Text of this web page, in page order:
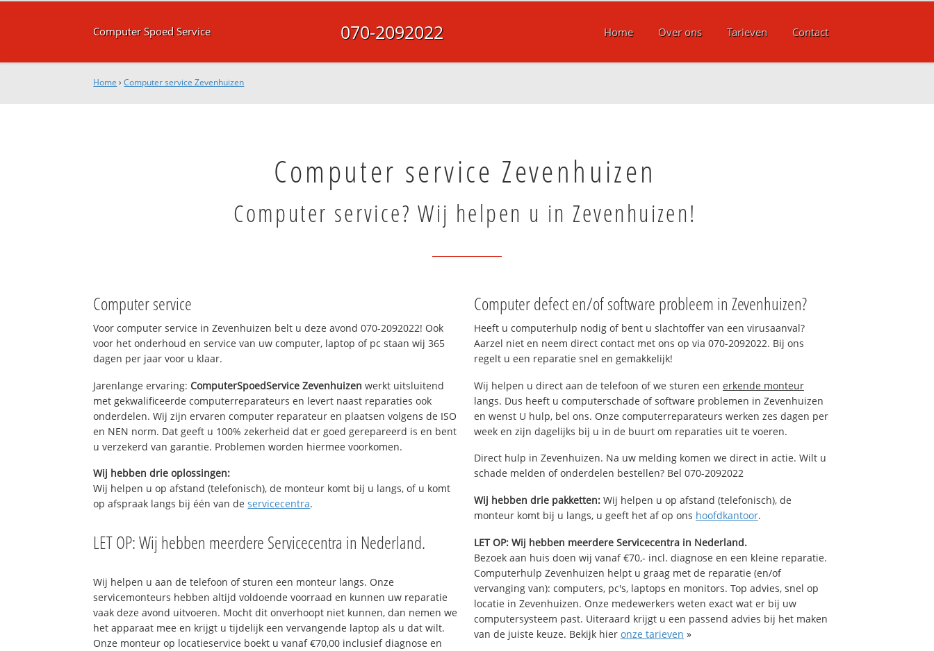
Computer Spoed Service 070-2092022 Home Over ons Tarieven Contact
Home ›Computer service Zevenhuizen
Computer service Zevenhuizen
Computer service? Wij helpen u in Zevenhuizen!
Computer service
Voor computer service in Zevenhuizen belt u deze avond 070-2092022! Ook
voor het onderhoud en service van uw computer, laptop of pc staan wij 365
dagen per jaar voor u klaar.
Jarenlange ervaring:ComputerSpoedService Zevenhuizen werkt uitsluitend
met gekwalificeerde computerreparateurs en levert naast reparaties ook
onderdelen. Wij zijn ervaren computer reparateur en plaatsen volgens de ISO
en NEN norm. Dat geeft u 100% zekerheid dat er goed gerepareerd is en bent
u verzekerd van garantie. Problemen worden hiermee voorkomen.
Wij hebben drie oplossingen:
Wij helpen u op afstand (telefonisch), de monteur komt bij u langs, of u komt
op afspraak langs bij één van deservicecentra.
LET OP: Wij hebben meerdere Servicecentra in Nederland.
Wij helpen u aan de telefoon of sturen een monteur langs. Onze
servicemonteurs hebben altijd voldoende voorraad en kunnen uw reparatie
vaak deze avond uitvoeren. Mocht dit onverhoopt niet kunnen, dan nemen we
het apparaat mee en krijgt u tijdelijk een vervangende laptop als u dat wilt.
Onze monteur op locatieservice boekt u vanaf €70,00 inclusief diagnose en
Computer defect en/of software probleem in Zevenhuizen?
Heeft u computerhulp nodig of bent u slachtoffer van een virusaanval?
Aarzel niet en neem direct contact met ons op via 070-2092022. Bij ons
regelt u een reparatie snel en gemakkelijk!
Wij helpen u direct aan de telefoon of we sturen een erkende monteur
langs. Dus heeft u computerschade of software problemen in Zevenhuizen
en wenst U hulp, bel ons. Onze computerreparateurs werken zes dagen per
week en zijn dagelijks bij u in de buurt om reparaties uit te voeren.
Direct hulp in Zevenhuizen. Na uw melding komen we direct in actie. Wilt u
schade melden of onderdelen bestellen? Bel 070-2092022
Wij hebben drie pakketten: Wij helpen u op afstand (telefonisch), de
monteur komt bij u langs, u geeft het af op ons hoofdkantoor.
LET OP: Wij hebben meerdere Servicecentra in Nederland.
Bezoek aan huis doen wij vanaf €70,- incl. diagnose en een kleine reparatie.
Computerhulp Zevenhuizen helpt u graag met de reparatie (en/of
vervanging van): computers, pc's, laptops en monitors. Top advies, snel op
locatie in Zevenhuizen. Onze medewerkers weten exact wat er bij uw
computersysteem past. Uiteraard krijgt u een passend advies bij het maken
van de juiste keuze. Bekijk hier onze tarieven »